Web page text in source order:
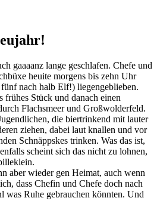
gaaaanz lange geschlafen. Chefe und
heuite morgens bis zehn Uhr
nach halb Elf!) liegengeblieben.
frühes Stück und danach einen
Flachsmeer und Großwolderfeld.
die biertrinkend mit lauter
ziehen, dabei laut knallen und vor
Schnäppskes trinken. Was das ist,
scheint sich das nicht zu lohnen,
aber wieder gen Heimat, auch wenn
dass Chefin und Chefe doch nach
was Ruhe gebrauchen könnten. Und